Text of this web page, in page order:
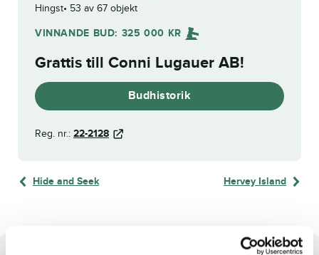
Hingst 53 av 67 objekt
VINNANDE BUD: 325 000 KR
Grattis till Conni Lugauer AB!
Budhistorik
Reg. nr.: 22-2128
Hide and Seek Hervey Island